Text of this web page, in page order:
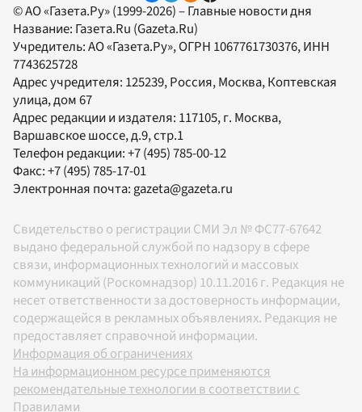
© АО «Газета.Ру» (1999-2026) – Главные новости дня
Название: Газета.Ru (Gazeta.Ru)
Учредитель:АО «Газета.Ру», ОГРН 1067761730376, ИНН
7743625728
Адрес учредителя: 125239, Россия, Москва, Коптевская
улица, дом 67
Адрес редакции и издателя: 117105, г. Москва,
Варшавское шоссе, д.9, стр.1
Телефон редакции:+7 (495) 785-00-12
Факс:+7 (495) 785-17-01
Электронная почта: gazeta@gazeta.ru
Свидетельство о регистрации СМИ Эл № ФС77-67642
выдано федеральной службой по надзору в сфере
связи, информационных технологий и массовых
коммуникаций (Роскомнадзор) 10.11.2016 г. Редакция не
несет ответственности за достоверность информации,
содержащейся в рекламных объявлениях. Редакция не
предоставляет справочной информации.
Информация об ограничениях
На информационном ресурсе применяются
рекомендательные технологии в соответствии с
Правилами